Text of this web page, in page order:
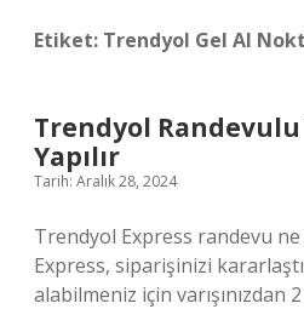
Etiket: Trendyol Gel Al
Trendyol
Yapılır
Tarih: Aralık 28, 2024
Trendyol Express randevu
Express, siparişinizi
alabilmeniz için varışınızdan